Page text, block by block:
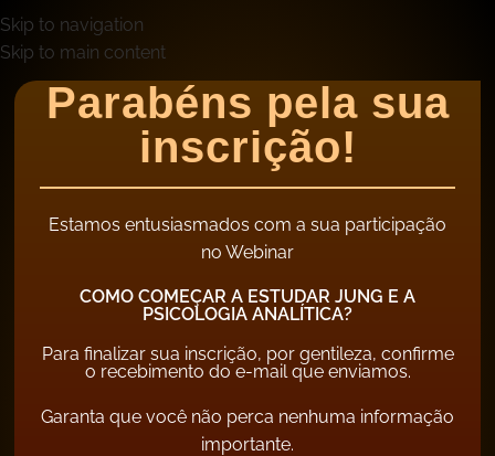
Skip to navigation
Skip to main content
Parabéns pela sua
inscrição!
Estamos entusiasmados com a sua participação
no Webinar
COMO COMEÇAR A ESTUDAR JUNG E A
PSICOLOGIA ANALÍTICA?
Para finalizar sua inscrição, por gentileza, confirme
o recebimento do e-mail que enviamos.
Garanta que você não perca nenhuma informação
importante.